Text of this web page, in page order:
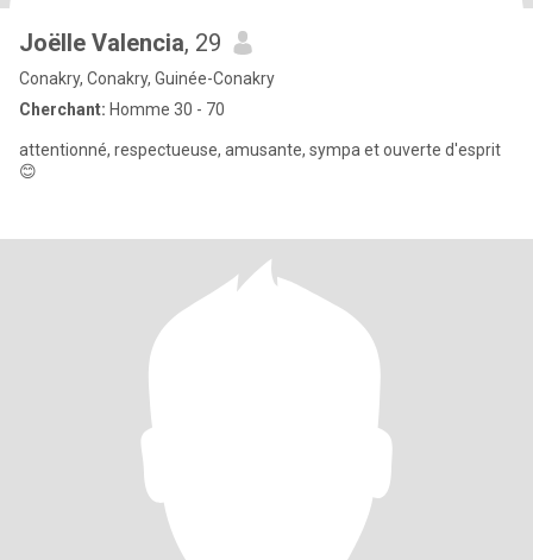
Joëlle Valencia, 29
Conakry, Conakry, Guinée-Conakry
Cherchant: Homme 30 - 70
attentionné, respectueuse, amusante, sympa et ouverte d'esprit
😊